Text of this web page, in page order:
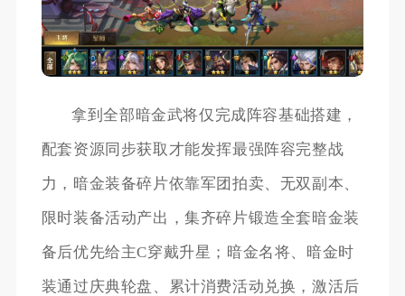
拿到全部暗金武将仅完成阵容基础搭建，
配套资源同步获取才能发挥最强阵容完整战
力，暗金装备碎片依靠军团拍卖、无双副本、
限时装备活动产出，集齐碎片锻造全套暗金装
备后优先给主C穿戴升星；暗金名将、暗金时
装通过庆典轮盘、累计消费活动兑换，激活后